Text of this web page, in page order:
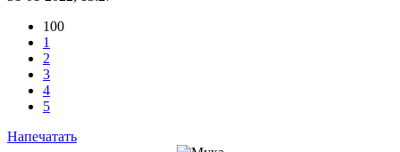
100
1
2
3
4
5
Напечатать